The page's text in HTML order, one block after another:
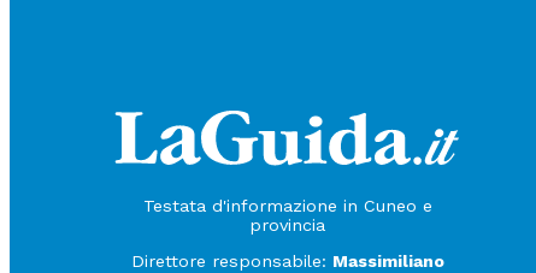
Testata d'informazione in Cuneo e
provincia
Direttore responsabile: Massimiliano